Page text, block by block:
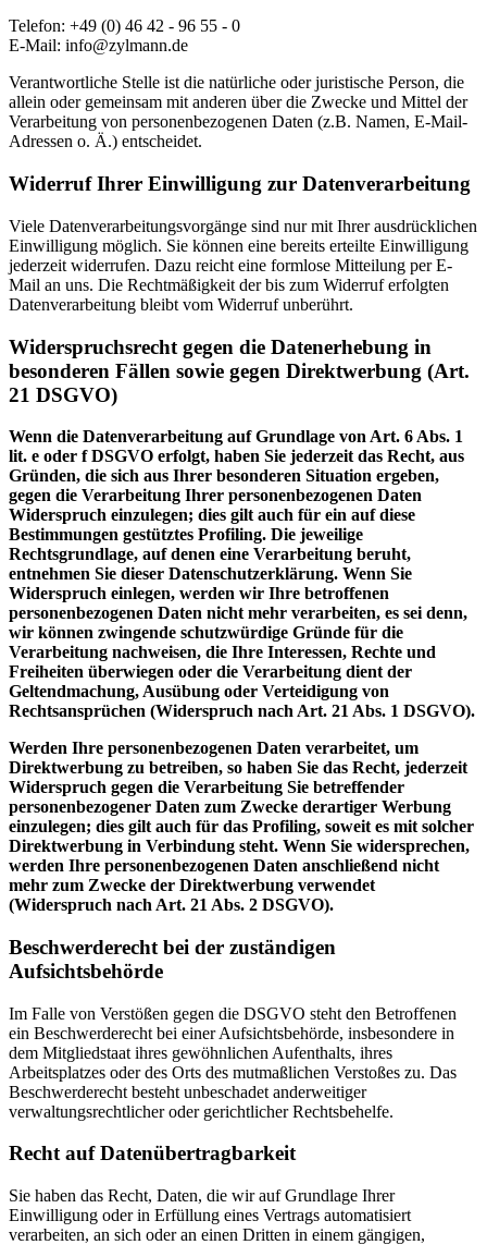
Telefon: +49 (0) 46 42 - 96 55 - 0
E-Mail: info@zylmann.de
Verantwortliche Stelle ist die natürliche oder juristische Person, die
allein oder gemeinsam mit anderen über die Zwecke und Mittel der
Verarbeitung von personenbezogenen Daten (z.B. Namen, E-Mail-
Adressen o. Ä.) entscheidet.
Widerruf Ihrer Einwilligung zur Datenverarbeitung
Viele Datenverarbeitungsvorgänge sind nur mit Ihrer ausdrücklichen
Einwilligung möglich. Sie können eine bereits erteilte Einwilligung
jederzeit widerrufen. Dazu reicht eine formlose Mitteilung per E-
Mail an uns. Die Rechtmäßigkeit der bis zum Widerruf erfolgten
Datenverarbeitung bleibt vom Widerruf unberührt.
Widerspruchsrecht gegen die Datenerhebung in
besonderen Fällen sowie gegen Direktwerbung (Art.
21 DSGVO)
Wenn die Datenverarbeitung auf Grundlage von Art. 6 Abs. 1
lit. e oder f DSGVO erfolgt, haben Sie jederzeit das Recht, aus
Gründen, die sich aus Ihrer besonderen Situation ergeben,
gegen die Verarbeitung Ihrer personenbezogenen Daten
Widerspruch einzulegen; dies gilt auch für ein auf diese
Bestimmungen gestütztes Profiling. Die jeweilige
Rechtsgrundlage, auf denen eine Verarbeitung beruht,
entnehmen Sie dieser Datenschutzerklärung. Wenn Sie
Widerspruch einlegen, werden wir Ihre betroffenen
personenbezogenen Daten nicht mehr verarbeiten, es sei denn,
wir können zwingende schutzwürdige Gründe für die
Verarbeitung nachweisen, die Ihre Interessen, Rechte und
Freiheiten überwiegen oder die Verarbeitung dient der
Geltendmachung, Ausübung oder Verteidigung von
Rechtsansprüchen (Widerspruch nach Art. 21 Abs. 1 DSGVO).
Werden Ihre personenbezogenen Daten verarbeitet, um
Direktwerbung zu betreiben, so haben Sie das Recht, jederzeit
Widerspruch gegen die Verarbeitung Sie betreffender
personenbezogener Daten zum Zwecke derartiger Werbung
einzulegen; dies gilt auch für das Profiling, soweit es mit solcher
Direktwerbung in Verbindung steht. Wenn Sie widersprechen,
werden Ihre personenbezogenen Daten anschließend nicht
mehr zum Zwecke der Direktwerbung verwendet
(Widerspruch nach Art. 21 Abs. 2 DSGVO).
Beschwerderecht bei der zuständigen
Aufsichtsbehörde
Im Falle von Verstößen gegen die DSGVO steht den Betroffenen
ein Beschwerderecht bei einer Aufsichtsbehörde, insbesondere in
dem Mitgliedstaat ihres gewöhnlichen Aufenthalts, ihres
Arbeitsplatzes oder des Orts des mutmaßlichen Verstoßes zu. Das
Beschwerderecht besteht unbeschadet anderweitiger
verwaltungsrechtlicher oder gerichtlicher Rechtsbehelfe.
Recht auf Datenübertragbarkeit
Sie haben das Recht, Daten, die wir auf Grundlage Ihrer
Einwilligung oder in Erfüllung eines Vertrags automatisiert
verarbeiten, an sich oder an einen Dritten in einem gängigen,